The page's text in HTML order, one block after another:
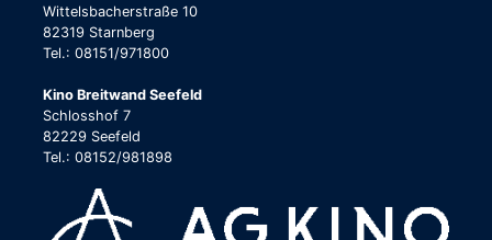
Wittelsbacherstraße 10
82319 Starnberg
Tel.: 08151/971800
Kino Breitwand Seefeld
Schlosshof 7
82229 Seefeld
Tel.: 08152/981898